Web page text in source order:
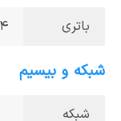
باتری 4 سلولی، ظرفیت 90 وات‌ساعت
شبکه و بیسیم
شبکه